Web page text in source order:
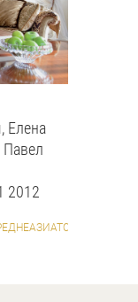
Елена
2012
И ПР.)